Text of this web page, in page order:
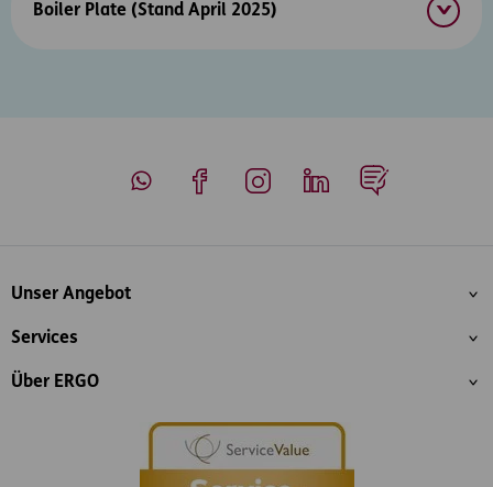
Boiler Plate (Stand April 2025)
Inhaltsübersicht
Unser Angebot
Services
Über ERGO